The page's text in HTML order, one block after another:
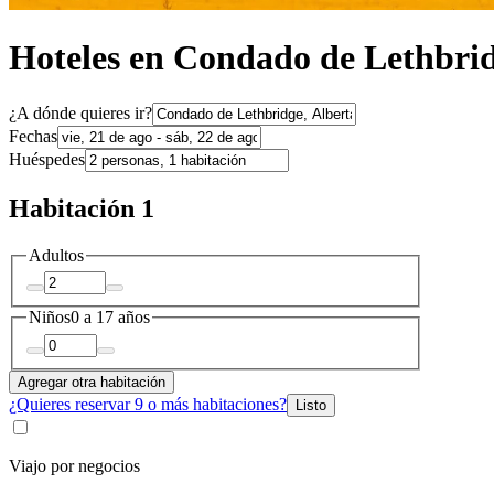
Hoteles en Condado de
¿A dónde quieres ir?
Fechas
Huéspedes
Habitación 1
Adultos
Niños0 a 17 años
Agregar otra habitación
¿Quieres reservar 9 o más habitaciones? Listo
Viajo por negocios